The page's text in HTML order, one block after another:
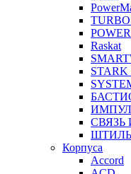
Raskat
STARK
ШТИЛЬ
Корпуса
Accord